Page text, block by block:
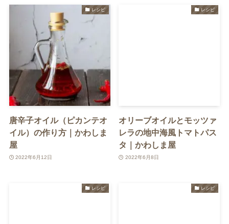
レシピ
唐辛子オイル（ピカンテオ
イル）の作り方｜かわしま
屋
2022年6月12日
レシピ
オリーブオイルとモッツァ
レラの地中海風トマトパス
タ｜かわしま屋
2022年6月8日
レシピ レシピ